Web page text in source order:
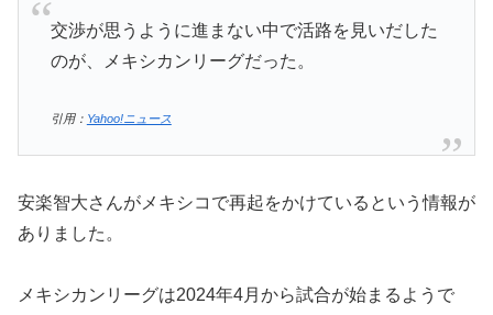
交渉が思うように進まない中で活路を見いだした
のが、メキシカンリーグだった。
引用： Yahoo!ニュース
安楽智大さんがメキシコで再起をかけているという情報が
ありました。
メキシカンリーグは2024年4月から試合が始まるようで